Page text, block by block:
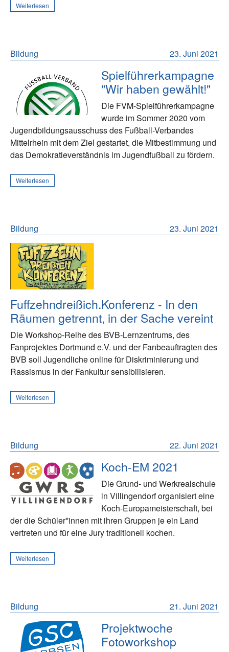
Weiterlesen
23. Juni 2021
Bildung
Spielführerkampagne
"Wir haben gewählt!"
Die FVM-Spielführerkampagne
wurde im Sommer 2020 vom
Jugendbildungsausschuss des Fußball-Verbandes
Mittelrhein mit dem Ziel gestartet, die Mitbestimmung und
das Demokratieverständnis im Jugendfußball zu fördern.
Weiterlesen
23. Juni 2021
Bildung
Fuffzehndreißich.Konferenz - In den
Räumen getrennt, in der Sache vereint
Die Workshop-Reihe des BVB-Lernzentrums, des
Fanprojektes Dortmund e.V. und der Fanbeauftragten des
BVB soll Jugendliche online für Diskriminierung und
Rassismus in der Fankultur sensibilisieren.
Weiterlesen
22. Juni 2021
Bildung
Koch-EM 2021
Die Grund- und Werkrealschule
in Villingendorf organisiert eine
Koch-Europameisterschaft, bei
der die Schüler*innen mit ihren Gruppen je ein Land
vertreten und für eine Jury traditionell kochen.
Weiterlesen
21. Juni 2021
Bildung
Projektwoche
Fotoworkshop